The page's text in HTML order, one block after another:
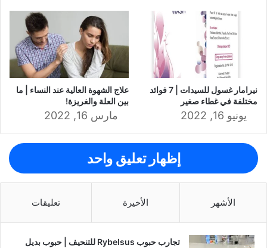
نيرامار غسول للسيدات | 7 فوائد
مختلفة في غطاء صغير
يونيو 16, 2022
علاج الشهوة العالية عند النساء | ما
بين العلة والغريزة!
مارس 16, 2022
إظهار تعليق واحد
الأشهر الأخيرة تعليقات
تجارب حبوب Rybelsus للتنحيف | حبوب بديل